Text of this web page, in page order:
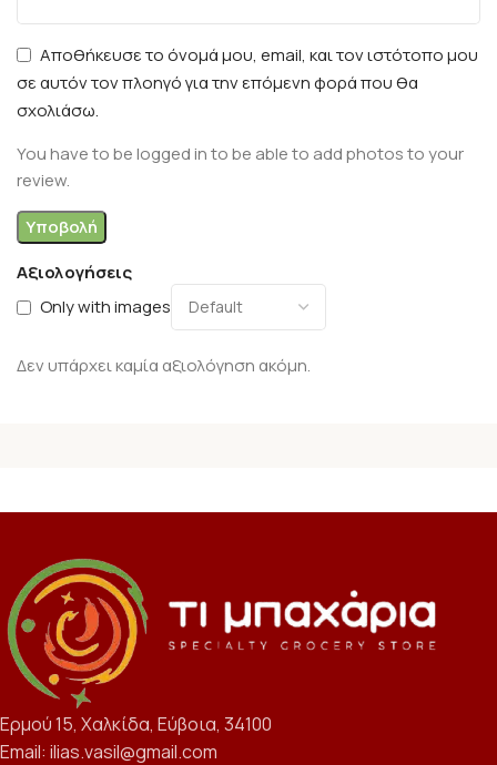
Αξιολογήσεις
Only with images
Δεν υπάρχει καμία αξιολόγηση ακόμη.
Αποθήκευσε το όνομά μου, email, και τον ιστότοπο μου
σε αυτόν τον πλοηγό για την επόμενη φορά που θα
σχολιάσω.
You have to be logged in to be able to add photos to your
review.
Ερμού 15, Χαλκίδα, Εύβοια, 34100
Email: ilias.vasil@gmail.com